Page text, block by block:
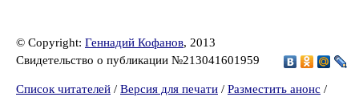
© Copyright: Геннадий Кофанов, 2013
Свидетельство о публикации №213041601959
Список читателей / Версия для печати / Разместить анонс /